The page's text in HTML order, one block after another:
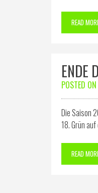
READ
ENDE
POSTED ON
Die Saison
18. Grün
READ